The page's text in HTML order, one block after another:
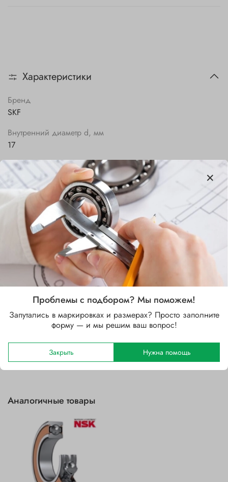
Характеристики
Бренд
SKF
Внутренний диаметр d, мм
17
Наружный диаметр D, мм
40
Ширина B, мм
Сепаратор
Стальной
Зазор
C3 (больше CN)
Уплотнение
2RSH (контактное уплотнение с двух сторон)
Отзывы
Аналогичные товары
Проблемы с подбором? Мы поможем!
Запутались в маркировках и размерах? Просто заполните
форму — и мы решим ваш вопрос!
Закрыть Нужна помощь